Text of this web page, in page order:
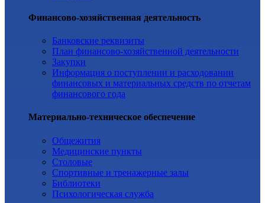
Финансово-хозяйственная деятельность
Банковские реквизиты
План финансово-хозяйственной деятельности
Закупки
Информация о поступлении и расходовании
финансовых и материальных средств по отчетам
финансового года
Материально-техническое обеспечение
Общежития
Медицинские пункты
Столовые
Спортивные и тренажерные залы
Библиотеки
Психологическая служба